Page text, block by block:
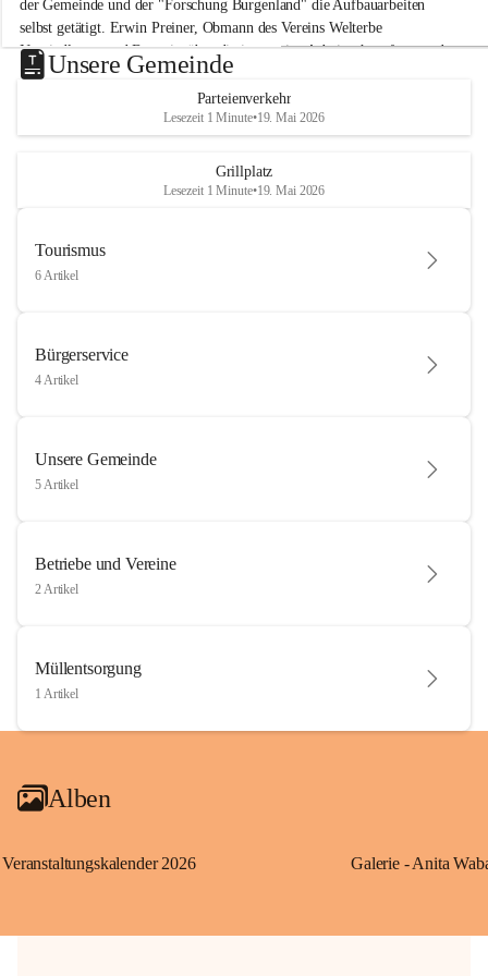
der Gemeinde und der "Forschung Burgenland" die Aufbauarbeiten
selbst getätigt. Erwin Preiner, Obmann des Vereins Welterbe
Neusiedlersee und Bgm. ist über die innovative Arbeit sehr erfreut und
hofft auf baldige praktische Anwendung der Forschungsergebnisse.
Gerade in Zeiten des Klimawandels ist jede technologische Innovation
wichtig!
Unsere Gemeinde
Parteienverkehr
Lesezeit 1 Minute•19. Mai 2026
Grillplatz
Lesezeit 1 Minute•19. Mai 2026
Tourismus
6 Artikel
Bürgerservice
4 Artikel
Unsere Gemeinde
5 Artikel
Betriebe und Vereine
2 Artikel
Müllentsorgung
1 Artikel
Alben
Veranstaltungskalender 2026 Galerie - Anita